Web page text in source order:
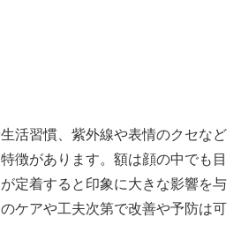
活習慣、紫外線や表情のクセなど
徴があります。額は顔の中でも目
定着すると印象に大きな影響を与
ケアや工夫次第で改善や予防は可